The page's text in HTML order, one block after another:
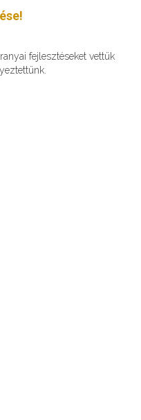
fejlesztéseket vettük